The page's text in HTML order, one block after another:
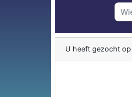
U heeft gezocht op